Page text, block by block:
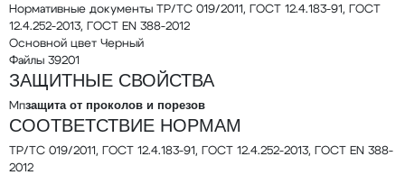
Нормативные документы ТР/ТС 019/2011, ГОСТ 12.4.183-91, ГОСТ
12.4.252-2013, ГОСТ EN 388-2012
Основной цвет Черный
Файлы 39201
ЗАЩИТНЫЕ СВОЙСТВА
Мпзащита от проколов и порезов
СООТВЕТСТВИЕ НОРМАМ
ТР/ТС 019/2011, ГОСТ 12.4.183-91, ГОСТ 12.4.252-2013, ГОСТ EN 388-
2012